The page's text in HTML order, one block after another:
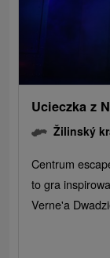
Ucieczka z
Žilinský
Centrum
to gra
Verne'a